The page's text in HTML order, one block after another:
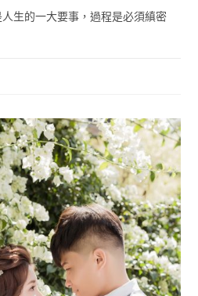
生的一大要事，過程是必須縝密